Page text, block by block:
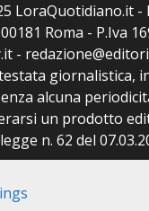
LoraQuotidiano.it -
Roma - P.Iva
-
giornalistica,
alcuna
un prodotto
n. 62 del